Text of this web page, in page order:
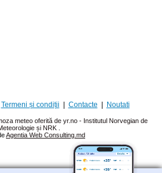
Termeni și condiții Contacte Noutati
meteo oferită de yr.no - Institutul Norvegian de
și NRK
Agentia Web Consulting.md